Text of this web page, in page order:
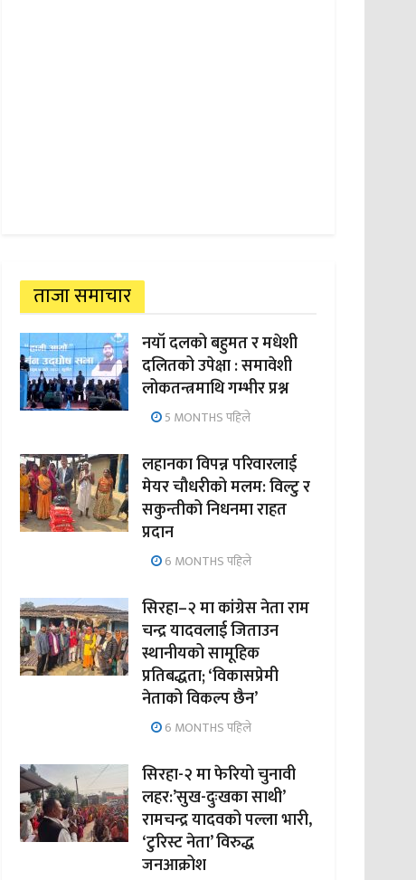
ताजा समाचार
नयाँ दलको बहुमत र मधेशी
दलितको उपेक्षा : समावेशी
लोकतन्त्रमाथि गम्भीर प्रश्न
5 MONTHS पहिले
लहानका विपन्न परिवारलाई
मेयर चौधरीको मलम: विल्टु र
सकुन्तीको निधनमा राहत
प्रदान
6 MONTHS पहिले
सिरहा–२ मा कांग्रेस नेता राम
चन्द्र यादवलाई जिताउन
स्थानीयको सामूहिक
प्रतिबद्धता; ‘विकासप्रेमी
नेताको विकल्प छैन’
6 MONTHS पहिले
सिरहा-२ मा फेरियो चुनावी
लहर:’सुख-दुःखका साथी’
रामचन्द्र यादवको पल्ला भारी,
‘टुरिस्ट नेता’ विरुद्ध
जनआक्रोश